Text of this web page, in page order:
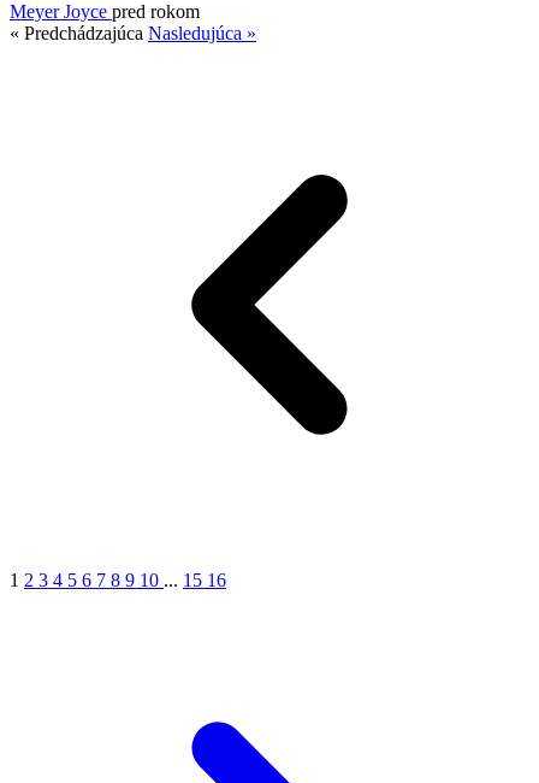
Meyer Joyce pred rokom
« Predchádzajúca Nasledujúca »
1 2 3 4 5 6 7 8 9 10 ... 15 16